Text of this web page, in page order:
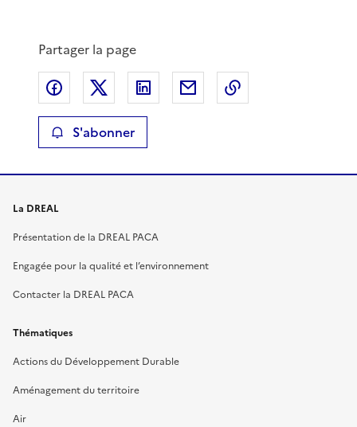
Partager la page
Partager sur Facebook
Partager sur XPartager sur LinkedIn
Partager par email
S'abonner
La DREAL
Présentation de la DREAL PACA
Engagée pour la qualité et l’environnement
Contacter la DREAL PACA
Thématiques
Actions du Développement Durable
Aménagement du territoire
Air